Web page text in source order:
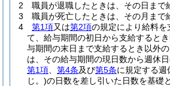
2
職員が退職したときは、その日まで
3
職員が死亡したときは、その月まで
4
第1項又は第2項の規定により給料を
て、給与期間の初日から支給すると
与期間の末日まで支給するとき以外
は、その給与期間の現日数から週休日
第1項
第4条及び第5条に規定する週
じ。)の日数を差し引いた日数を基礎